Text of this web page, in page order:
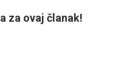
za ovaj članak!